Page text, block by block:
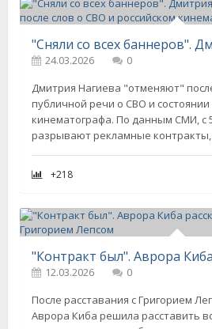
24.03.2026
0
Дмитрия Нагиева "отменяют"
публичной речи о СВО и состоянии
кинематографа. По данным СМИ, с
разрывают рекламные контракты,
+218
12.03.2026
0
После расставания с Григорием
Аврора Киба решила расставить